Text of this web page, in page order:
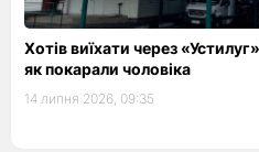
Хотів виїхати через
як покарали чоловіка
14 липня 2026, 09:35